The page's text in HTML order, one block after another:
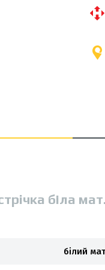
біла
білий